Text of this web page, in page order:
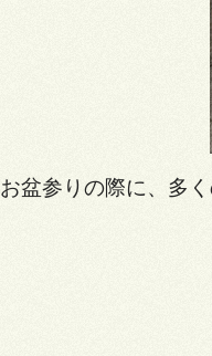
お盆参りの際に、多
あり